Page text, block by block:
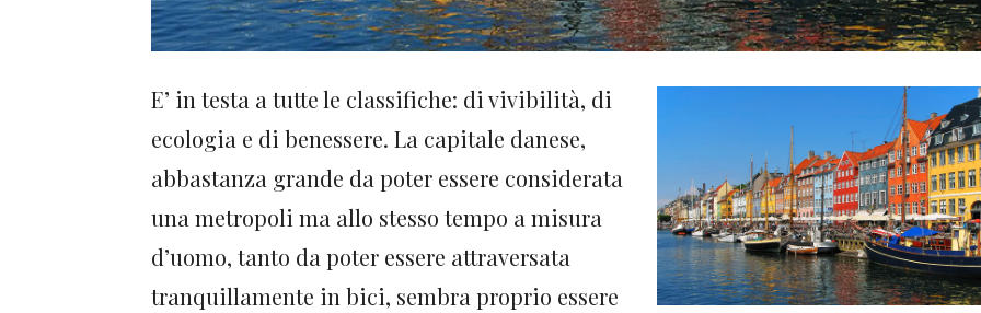
E’ in testa a tutte le classifiche: di vivibilità, di
ecologia e di benessere. La capitale danese,
abbastanza grande da poter essere considerata
una metropoli ma allo stesso tempo a misura
d’uomo, tanto da poter essere attraversata
tranquillamente in bici, sembra proprio essere